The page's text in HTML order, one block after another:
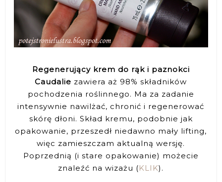
Regenerujący krem do rąk i paznokci
Caudalie zawiera aż 98% składników
pochodzenia roślinnego. Ma za zadanie
intensywnie nawilżać, chronić i regenerować
skórę dłoni. Skład kremu, podobnie jak
opakowanie, przeszedł niedawno mały lifting,
więc zamieszczam aktualną wersję.
Poprzednią (i stare opakowanie) możecie
znaleźć na wizażu (KLIK).